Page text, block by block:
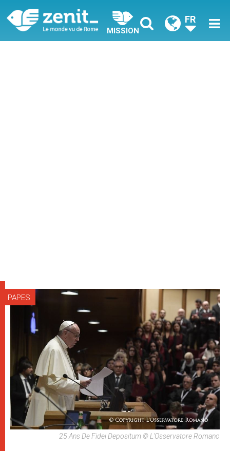
MISSION
FR
PAPES
25 Ans De Fidei Depositum © L'Osservatore Romano